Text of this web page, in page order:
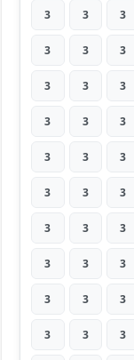
3 3 3
3 3 3
3 3 3
3 3 3
3 3 3
3 3 3
3 3 3
3 3 3
3 3 3
3 3 3